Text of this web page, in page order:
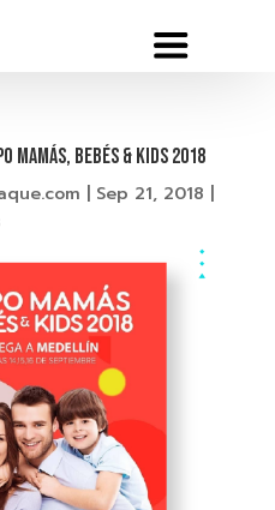
BEBÉS & KIDS 2018
Sep 21, 2018